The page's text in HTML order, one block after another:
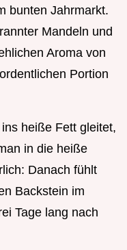
bunten Jahrmarkt.
Mandeln und
Aroma von
Portion
heiße Fett gleitet,
in die heiße
Danach fühlt
Backstein im
Tage lang nach